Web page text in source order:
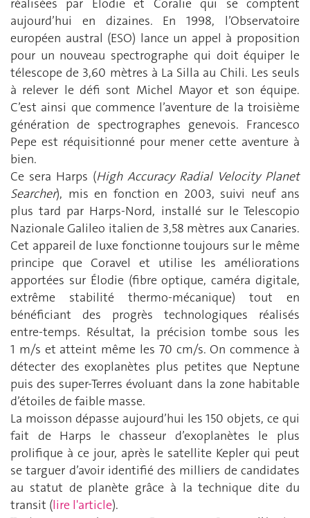
réalisées par Élodie et Coralie qui se comptent
aujourd’hui en dizaines. En 1998, l’Observatoire
européen austral (ESO) lance un appel à proposition
pour un nouveau spectrographe qui doit équiper le
télescope de 3,60 mètres à La Silla au Chili. Les seuls
à relever le défi sont Michel Mayor et son équipe.
C’est ainsi que commence l’aventure de la troisième
génération de spectro­graphes genevois. Francesco
Pepe est réquisitionné pour mener cette aventure à
bien.
Ce sera Harps (High Accuracy Radial Velocity Planet
Searcher), mis en fonction en 2003, suivi neuf ans
plus tard par Harps-Nord, installé sur le Telescopio
Nazionale Galileo italien de 3,58 mètres aux Canaries.
Cet appareil de luxe fonctionne toujours sur le même
principe que Coravel et utilise les améliorations
apportées sur Élodie (fibre optique, caméra digitale,
extrême stabilité thermo-mécanique) tout en
bénéficiant des progrès technologiques réalisés
entre-temps. Résultat, la précision tombe sous les
1 m/s et atteint même les 70 cm/s. On commence à
détecter des exoplanètes plus petites que Neptune
puis des super-Terres évoluant dans la zone habitable
d’étoiles de faible masse.
La moisson dépasse aujourd’hui les 150 objets, ce qui
fait de Harps le chasseur d’exoplanètes le plus
prolifique à ce jour, après le satellite Kepler qui peut
se targuer d’avoir identifié des milliers de candidates
au statut de planète grâce à la technique dite du
transit (lire l'article).